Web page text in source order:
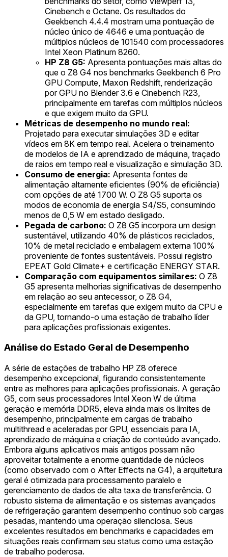
Cinebench e Octane. Os resultados do
Geekbench 4.4.4 mostram uma pontuação de
núcleo único de 4646 e uma pontuação de
múltiplos núcleos de 101540 com processadores
Intel Xeon Platinum 8260.
HP Z8 G5: Apresenta pontuações mais altas do
que o Z8 G4 nos benchmarks Geekbench 6 Pro
GPU Compute, Maxon Redshift, renderização
por GPU no Blender 3.6 e Cinebench R23,
principalmente em tarefas com múltiplos núcleos
e que exigem muito da GPU.
Métricas de desempenho no mundo real:
Projetado para executar simulações 3D e editar
vídeos em 8K em tempo real. Acelera o treinamento
de modelos de IA e aprendizado de máquina, traçado
de raios em tempo real e visualização e simulação 3D.
Consumo de energia: Apresenta fontes de
alimentação altamente eficientes (90% de eficiência)
com opções de até 1700 W. O Z8 G5 suporta os
modos de economia de energia S4/S5, consumindo
menos de 0,5 W em estado desligado.
Pegada de carbono: O Z8 G5 incorpora um design
sustentável, utilizando 40% de plásticos reciclados,
10% de metal reciclado e embalagem externa 100%
proveniente de fontes sustentáveis. Possui registro
EPEAT Gold Climate+ e certificação ENERGY STAR.
Comparação com equipamentos similares: O Z8
G5 apresenta melhorias significativas de desempenho
em relação ao seu antecessor, o Z8 G4,
especialmente em tarefas que exigem muito da CPU e
da GPU, tornando-o uma estação de trabalho líder
para aplicações profissionais exigentes.
Análise do Estado Geral de Desempenho
A série de estações de trabalho HP Z8 oferece
desempenho excepcional, figurando consistentemente
entre as melhores para aplicações profissionais. A geração
G5, com seus processadores Intel Xeon W de última
geração e memória DDR5, eleva ainda mais os limites de
desempenho, principalmente em cargas de trabalho
multithread e aceleradas por GPU, essenciais para IA,
aprendizado de máquina e criação de conteúdo avançado.
Embora alguns aplicativos mais antigos possam não
aproveitar totalmente a enorme quantidade de núcleos
(como observado com o After Effects na G4), a arquitetura
geral é otimizada para processamento paralelo e
gerenciamento de dados de alta taxa de transferência. O
robusto sistema de alimentação e os sistemas avançados
de refrigeração garantem desempenho contínuo sob cargas
pesadas, mantendo uma operação silenciosa. Seus
excelentes resultados em benchmarks e capacidades em
situações reais confirmam seu status como uma estação
de trabalho poderosa.